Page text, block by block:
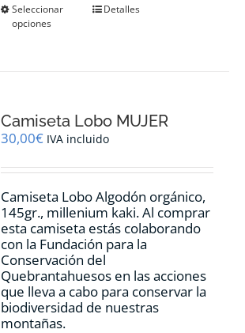
Seleccionar
opciones
Este
se
pueden
en
página
de
producto
Detalles
Camiseta Lobo MUJER
30,00€ IVA incluido
Camiseta Lobo Algodón orgánico,
145gr., millenium kaki. Al comprar
esta camiseta estás colaborando
con la Fundación para la
Conservación del
Quebrantahuesos en las acciones
que lleva a cabo para conservar la
biodiversidad de nuestras
montañas.